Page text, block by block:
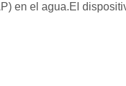
en el agua.El